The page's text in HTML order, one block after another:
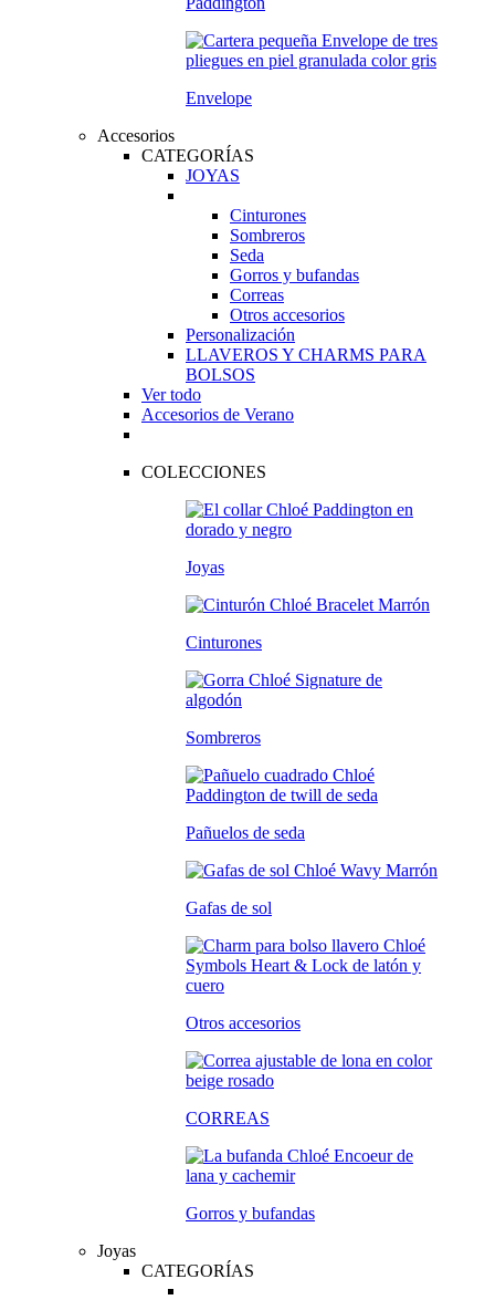
Envelope
Accesorios
CATEGORÍAS
JOYAS
Cinturones
Sombreros
Seda
Gorros y bufandas
Correas
Otros accesorios
Personalización
LLAVEROS Y CHARMS PARA
BOLSOS
Ver todo
Accesorios de Verano
COLECCIONES
Joyas
Cinturones
Sombreros
Pañuelos de seda
Gafas de sol
Otros accesorios
CORREAS
Gorros y bufandas
Joyas
CATEGORÍAS